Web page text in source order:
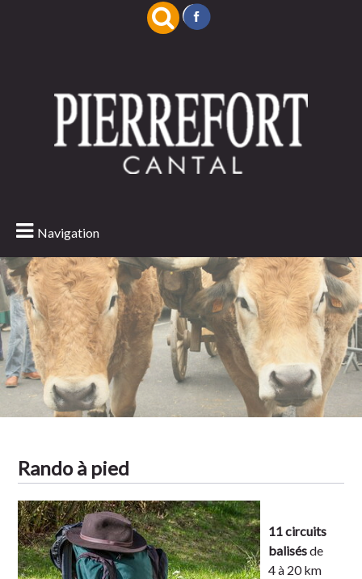
Navigation
Rando à pied
11 circuits
balisésde
4 à 20 km